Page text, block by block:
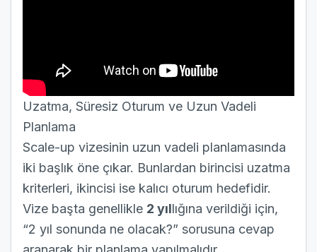
Uzatma, Süresiz Oturum ve Uzun Vadeli
Planlama
Scale-up vizesinin uzun vadeli planlamasında
iki başlık öne çıkar. Bunlardan birincisi uzatma
kriterleri, ikincisi ise kalıcı oturum hedefidir.
Vize başta genellikle 2 yıllığına verildiği için,
“2 yıl sonunda ne olacak?” sorusuna cevap